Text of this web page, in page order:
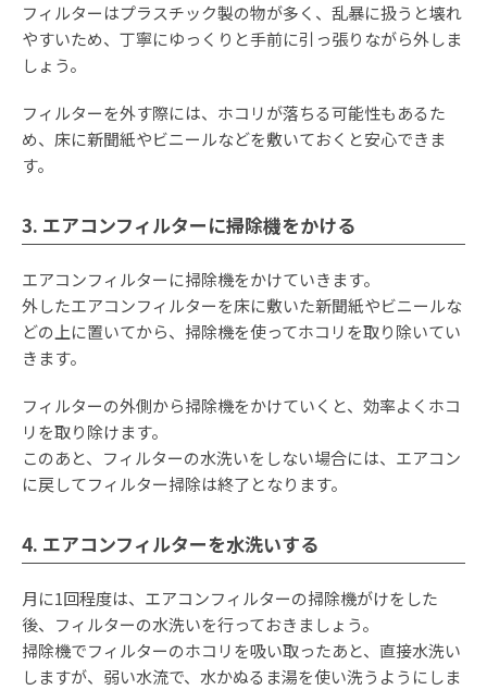
フィルターはプラスチック製の物が多く、乱暴に扱うと壊れ
やすいため、丁寧にゆっくりと手前に引っ張りながら外しま
しょう。
フィルターを外す際には、ホコリが落ちる可能性もあるた
め、床に新聞紙やビニールなどを敷いておくと安心できま
す。
3. エアコンフィルターに掃除機をかける
エアコンフィルターに掃除機をかけていきます。
外したエアコンフィルターを床に敷いた新聞紙やビニールな
どの上に置いてから、掃除機を使ってホコリを取り除いてい
きます。
フィルターの外側から掃除機をかけていくと、効率よくホコ
リを取り除けます。
このあと、フィルターの水洗いをしない場合には、エアコン
に戻してフィルター掃除は終了となります。
4. エアコンフィルターを水洗いする
月に1回程度は、エアコンフィルターの掃除機がけをした
後、フィルターの水洗いを行っておきましょう。
掃除機でフィルターのホコリを吸い取ったあと、直接水洗い
しますが、弱い水流で、水かぬるま湯を使い洗うようにしま